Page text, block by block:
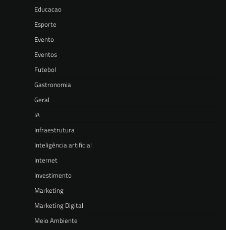
Educacao
Esporte
Evento
Eventos
Futebol
Gastronomia
Geral
IA
Infraestrutura
Inteligência artificial
Internet
Investimento
Marketing
Marketing Digital
Meio Ambiente